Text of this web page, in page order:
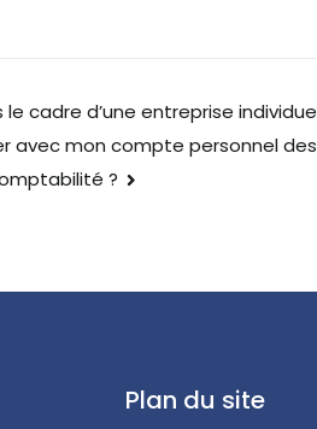
le cadre d’une entreprise
avec mon compte personnel
?
Plan du site